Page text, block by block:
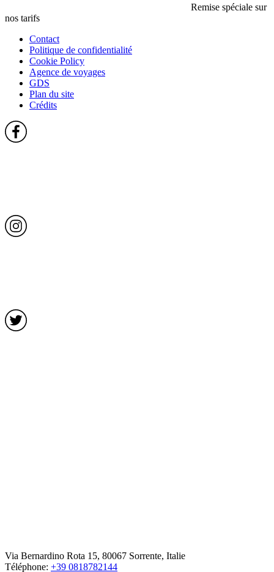
Remise spéciale sur
nos tarifs
Contact
Politique de confidentialité
Cookie Policy
Agence de voyages
GDS
Plan du site
Crédits
Via Bernardino Rota 15, 80067 Sorrente, Italie
Téléphone: +39 0818782144